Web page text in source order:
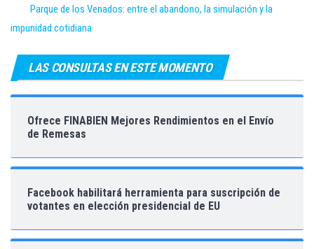
Parque de los Venados: entre el abandono, la simulación y la
impunidad cotidiana
LAS CONSULTAS EN ESTE MOMENTO
Ofrece FINABIEN Mejores Rendimientos en el Envío
de Remesas
Facebook habilitará herramienta para suscripción de
votantes en elección presidencial de EU